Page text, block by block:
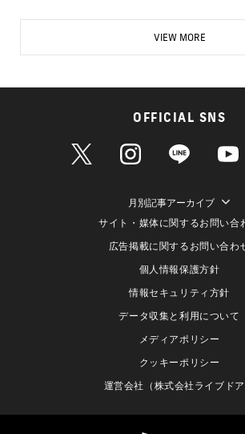
VIEW MORE
OFFICIAL SNS
月別記事アーカイブ
サイト・媒体に関するお問い合
広告掲載に関するお問い合わ
個人情報保護方針
情報セキュリティ方針
データ収集と利用について
メディアポリシー
クッキーポリシー
運営会社（株式会社ライブドア